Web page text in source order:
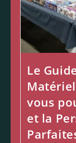
Le
vous
et la